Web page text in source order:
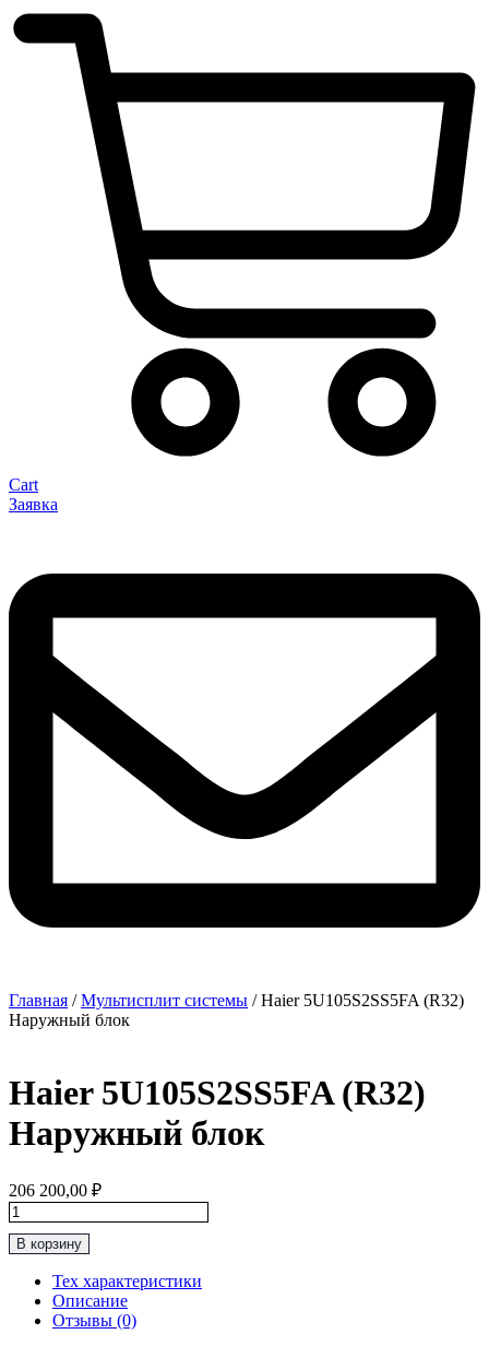
Cart
Заявка
Главная /Мультисплит системы / Haier 5U105S2SS5FA (R32)
Наружный блок
Haier 5U105S2SS5FA (R32)
Наружный блок
206 200,00 ₽
Количество
товара
Haier
(R32)
Наружный
блок
В корзину
Тех характеристики
Описание
Отзывы (0)